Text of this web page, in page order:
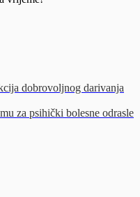
dobrovoljnog darivanja
za psihički bolesne odrasle